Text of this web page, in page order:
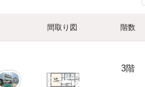
間取り図 階数
3階